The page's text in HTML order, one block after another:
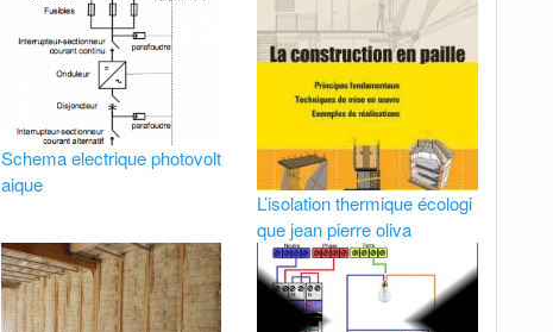
Schema electrique photovolt
aique
L’isolation thermique écologi
que jean pierre oliva